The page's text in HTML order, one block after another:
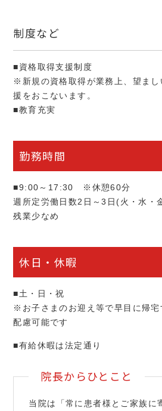
制度など
■資格取得支援制度
※新規の資格取得が業務上、望まし
援をおこないます。
■教育充実
勤務時間
■9:00～17:30 ※休憩60分
週所定労働日数2日～3日(火・水・
残業少なめ
休日・休暇
■土・日・祝
※お子さまのお迎え等で早目に帰宅
配慮可能です
■有給休暇は法定通り
院長からひとこと
当院は「常に患者様とご家族に